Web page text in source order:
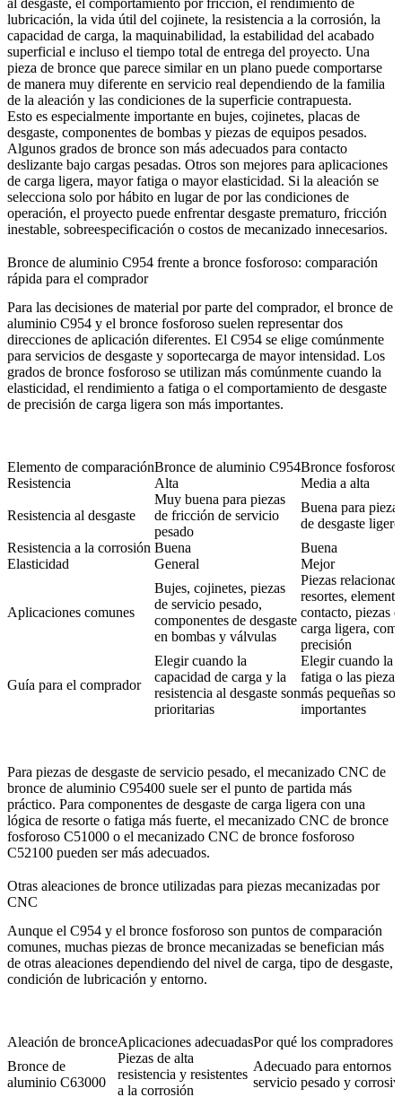
al desgaste, el comportamiento por fricción, el rendimiento de
lubricación, la vida útil del cojinete, la resistencia a la corrosión, la
capacidad de carga, la maquinabilidad, la estabilidad del acabado
superficial e incluso el tiempo total de entrega del proyecto. Una
pieza de bronce que parece similar en un plano puede comportarse
de manera muy diferente en servicio real dependiendo de la familia
de la aleación y las condiciones de la superficie contrapuesta.
Esto es especialmente importante en bujes, cojinetes, placas de
desgaste, componentes de bombas y piezas de equipos pesados.
Algunos grados de bronce son más adecuados para contacto
deslizante bajo cargas pesadas. Otros son mejores para aplicaciones
de carga ligera, mayor fatiga o mayor elasticidad. Si la aleación se
selecciona solo por hábito en lugar de por las condiciones de
operación, el proyecto puede enfrentar desgaste prematuro, fricción
inestable, sobreespecificación o costos de mecanizado innecesarios.
Bronce de aluminio C954 frente a bronce fosforoso: comparación
rápida para el comprador
Para las decisiones de material por parte del comprador, el bronce de
aluminio C954 y el bronce fosforoso suelen representar dos
direcciones de aplicación diferentes. El C954 se elige comúnmente
para servicios de desgaste y soportecarga de mayor intensidad. Los
grados de bronce fosforoso se utilizan más comúnmente cuando la
elasticidad, el rendimiento a fatiga o el comportamiento de desgaste
de precisión de carga ligera son más importantes.
Elemento de comparaciónBronce de aluminio C954Bronce
Resistencia
Alta Media a alta
Resistencia al desgaste
Muy buena para piezas
de fricción de servicio
pesado
Buena para
de desgaste
Resistencia a la corrosión Buena
Buena
Elasticidad
General Mejor
Aplicaciones comunes
Bujes, cojinetes, piezas
de servicio pesado,
componentes de desgaste
en bombas y válvulas
Piezas
resortes,
contacto, piezas
carga ligera,
precisión
Guía para el comprador
Elegir cuando la
capacidad de carga y la
resistencia al desgaste son
prioritarias
Elegir cuando la
fatiga o las
más pequeñas
importantes
Para piezas de desgaste de servicio pesado, el mecanizado CNC de
bronce de aluminio C95400 suele ser el punto de partida más
práctico. Para componentes de desgaste de carga ligera con una
lógica de resorte o fatiga más fuerte, el mecanizado CNC de bronce
fosforoso C51000 o el mecanizado CNC de bronce fosforoso
C52100 pueden ser más adecuados.
Otras aleaciones de bronce utilizadas para piezas mecanizadas por
CNC
Aunque el C954 y el bronce fosforoso son puntos de comparación
comunes, muchas piezas de bronce mecanizadas se benefician más
de otras aleaciones dependiendo del nivel de carga, tipo de desgaste,
condición de lubricación y entorno.
Aleación de bronceAplicaciones adecuadasPor qué los compradores
Bronce de
aluminio C63000
Piezas de alta
resistencia y resistentes
a la corrosión
Adecuado para entornos
servicio pesado y